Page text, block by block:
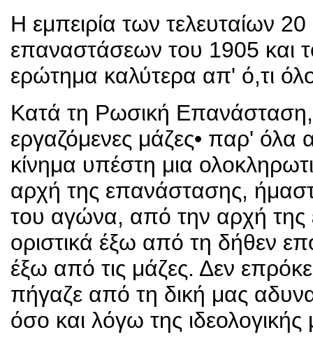
Η εμπειρία των τελευταίων
επαναστάσεων του 1905 και
ερώτημα καλύτερα απ' ό,τι
Κατά τη Ρωσική Επανάσταση,
εργαζόμενες μάζες• παρ'
κίνημα υπέστη μια
αρχή της επανάστασης,
του αγώνα, από την αρχή της
οριστικά έξω από τη δήθεν
έξω από τις μάζες. Δεν
πήγαζε από τη δική μας
όσο και λόγω της